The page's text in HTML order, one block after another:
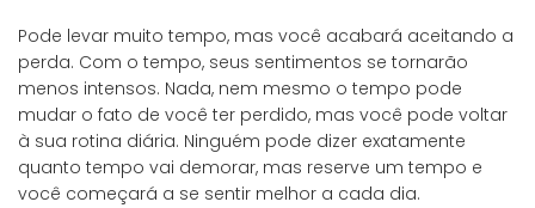
Pode levar muito tempo, mas você acabará aceitando a
perda. Com o tempo, seus sentimentos se tornarão
menos intensos. Nada, nem mesmo o tempo pode
mudar o fato de você ter perdido, mas você pode voltar
à sua rotina diária. Ninguém pode dizer exatamente
quanto tempo vai demorar, mas reserve um tempo e
você começará a se sentir melhor a cada dia.